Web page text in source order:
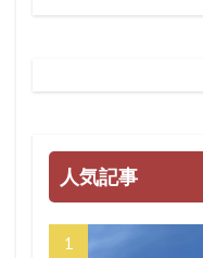
人気記事